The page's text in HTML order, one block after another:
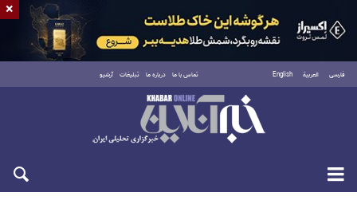
فارسی العربية English تماس با ما درباره ما تبلیغات آرشیو
پنجشنبه ۱۵ مرداد ۱۴۰۵
×